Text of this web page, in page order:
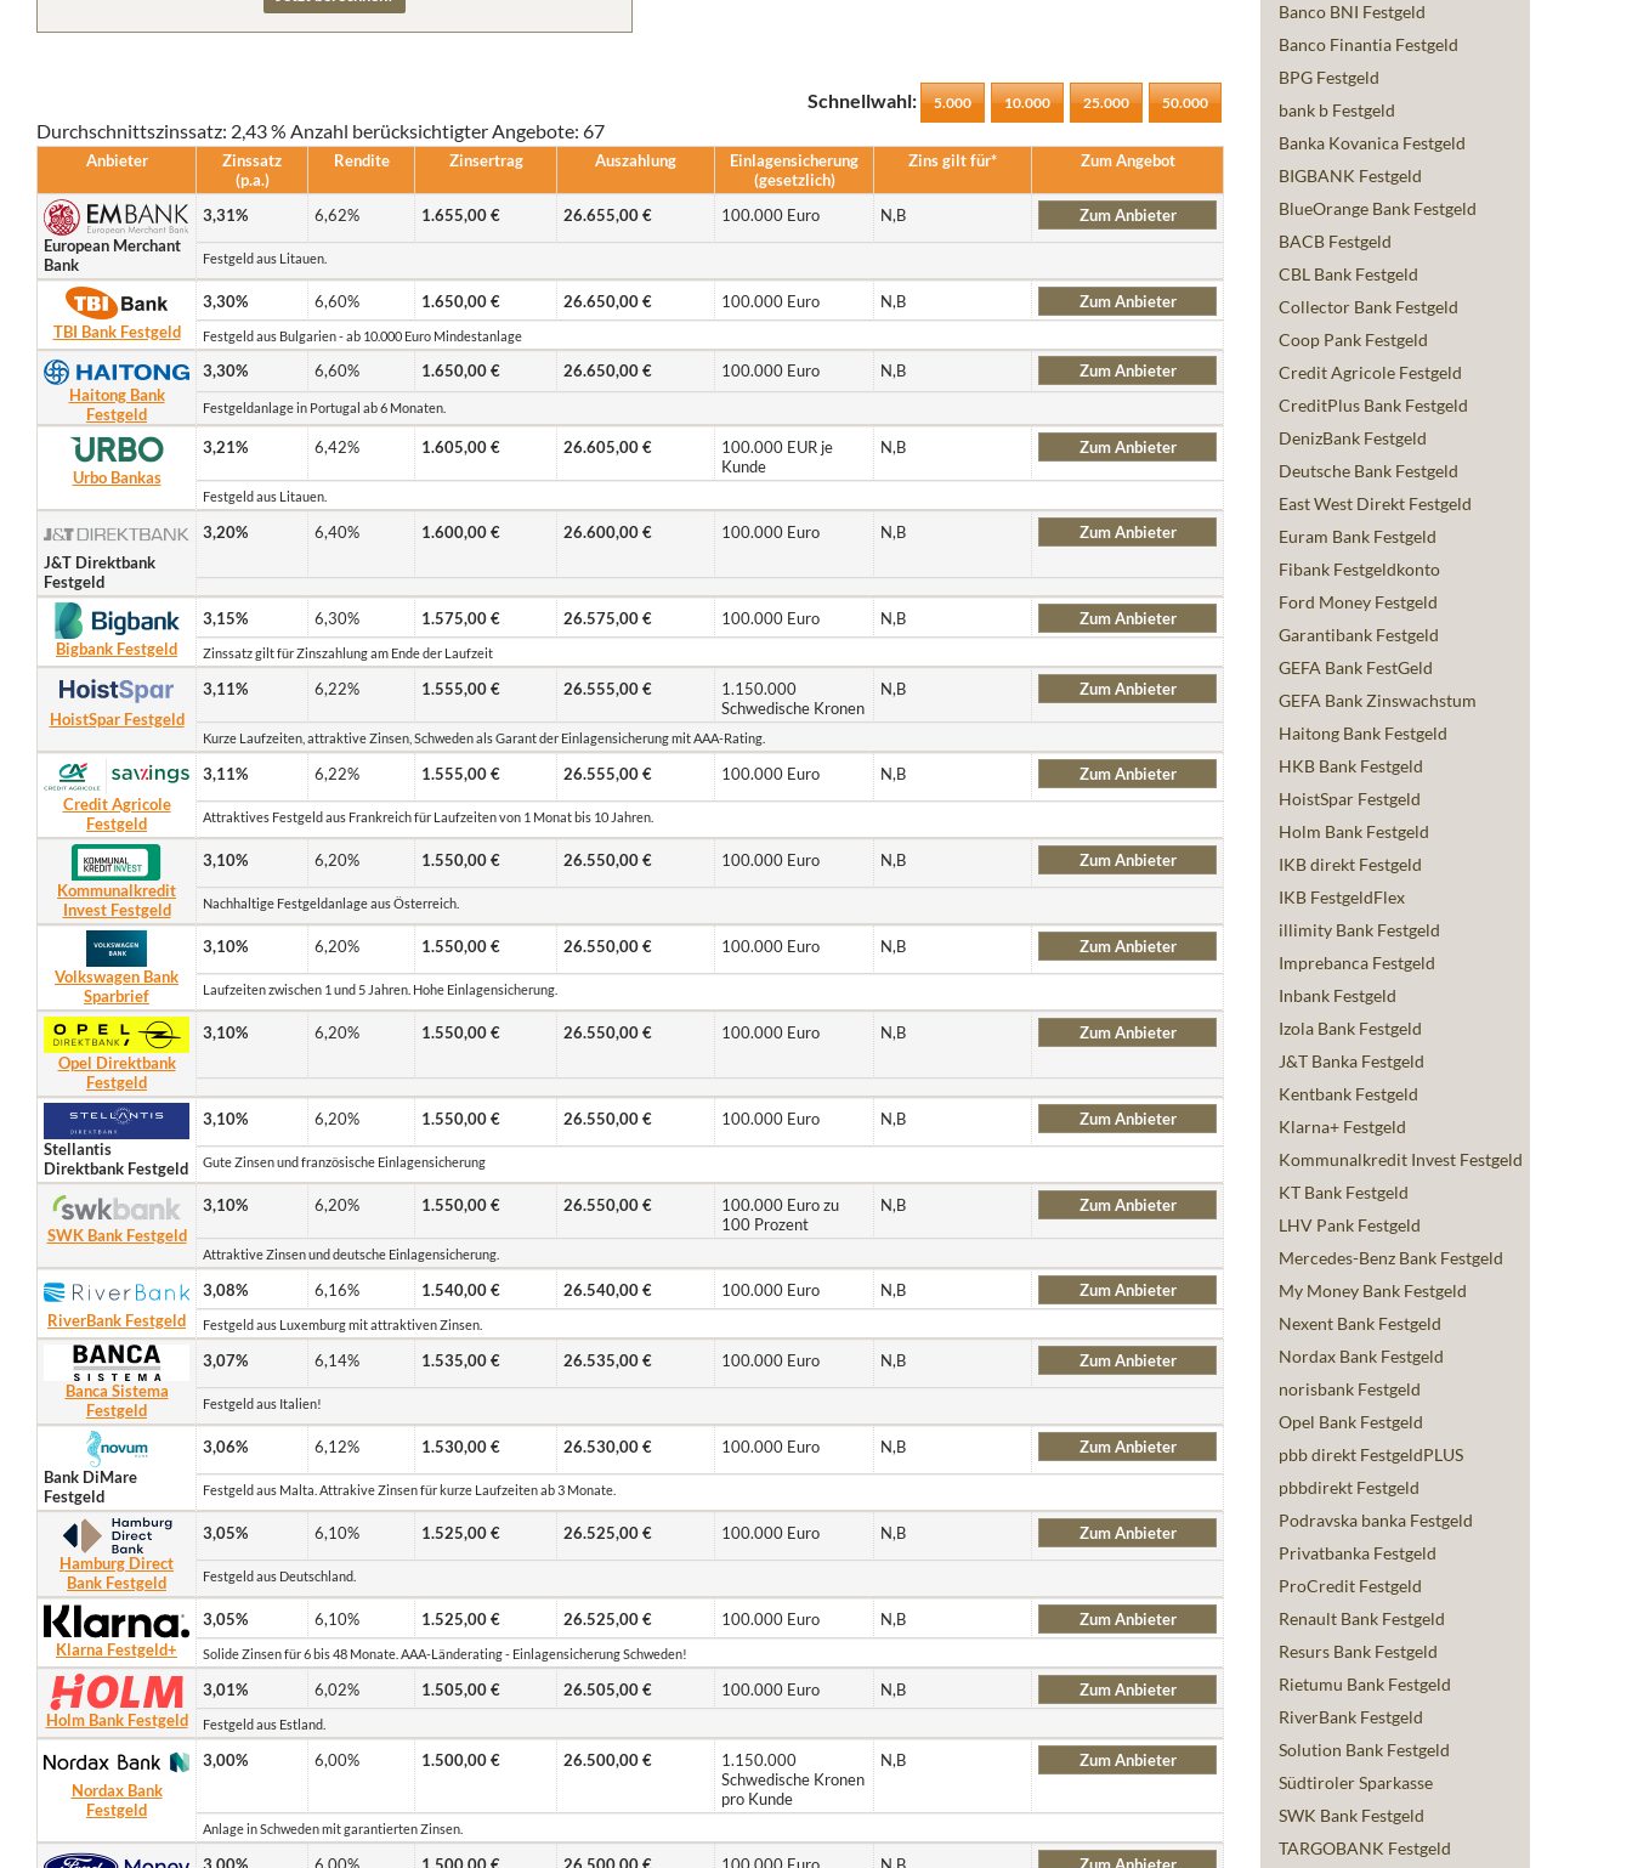
Schnellwahl: 5.000 10.000 25.000 50.000
Durchschnittszinssatz: 2,43 % Anzahl berücksichtigter Angebote: 67
Anbieter
Zinssatz
(p.a.)
Rendite Zinsertrag Auszahlung
Einlagen­sicherung
(gesetzlich)
Zins gilt für* Zum Angebot
European Merchant
Bank
3,31% 6,62% 1.655,00 € 26.655,00 € 100.000 Euro N,B Zum Anbieter
Festgeld aus Litauen.
TBI Bank Festgeld
3,30% 6,60% 1.650,00 € 26.650,00 € 100.000 Euro N,B Zum Anbieter
Festgeld aus Bulgarien - ab 10.000 Euro Mindestanlage
Haitong Bank
Festgeld
3,30% 6,60% 1.650,00 € 26.650,00 € 100.000 Euro N,B Zum Anbieter
Festgeldanlage in Portugal ab 6 Monaten.
Urbo Bankas
3,21% 6,42% 1.605,00 € 26.605,00 €
100.000 EUR je
Kunde
N,B Zum Anbieter
Festgeld aus Litauen.
J&T Direktbank
Festgeld
3,20% 6,40% 1.600,00 € 26.600,00 € 100.000 Euro N,B Zum Anbieter
Bigbank Festgeld
3,15% 6,30% 1.575,00 € 26.575,00 € 100.000 Euro N,B Zum Anbieter
Zinssatz gilt für Zinszahlung am Ende der Laufzeit
HoistSpar Festgeld
3,11% 6,22% 1.555,00 € 26.555,00 €
1.150.000
Schwedische Kronen
N,B Zum Anbieter
Kurze Laufzeiten, attraktive Zinsen, Schweden als Garant der Einlagensicherung mit AAA-Rating.
Credit Agricole
Festgeld
3,11% 6,22% 1.555,00 € 26.555,00 € 100.000 Euro N,B Zum Anbieter
Attraktives Festgeld aus Frankreich für Laufzeiten von 1 Monat bis 10 Jahren.
Kommunalkredit
Invest Festgeld
3,10% 6,20% 1.550,00 € 26.550,00 € 100.000 Euro N,B Zum Anbieter
Nachhaltige Festgeldanlage aus Österreich.
Volkswagen Bank
Sparbrief
3,10% 6,20% 1.550,00 € 26.550,00 € 100.000 Euro N,B Zum Anbieter
Laufzeiten zwischen 1 und 5 Jahren. Hohe Einlagensicherung.
Opel Direktbank
Festgeld
3,10% 6,20% 1.550,00 € 26.550,00 € 100.000 Euro N,B Zum Anbieter
Stellantis
Direktbank Festgeld
3,10% 6,20% 1.550,00 € 26.550,00 € 100.000 Euro N,B Zum Anbieter
Gute Zinsen und französische Einlagensicherung
SWK Bank Festgeld
3,10% 6,20% 1.550,00 € 26.550,00 €
100.000 Euro zu
100 Prozent
N,B Zum Anbieter
Attraktive Zinsen und deutsche Einlagensicherung.
RiverBank Festgeld
3,08% 6,16% 1.540,00 € 26.540,00 € 100.000 Euro N,B Zum Anbieter
Festgeld aus Luxemburg mit attraktiven Zinsen.
Banca Sistema
Festgeld
3,07% 6,14% 1.535,00 € 26.535,00 € 100.000 Euro N,B Zum Anbieter
Festgeld aus Italien!
Bank DiMare
Festgeld
3,06% 6,12% 1.530,00 € 26.530,00 € 100.000 Euro N,B Zum Anbieter
Festgeld aus Malta. Attrakive Zinsen für kurze Laufzeiten ab 3 Monate.
Hamburg Direct
Bank Festgeld
3,05% 6,10% 1.525,00 € 26.525,00 € 100.000 Euro N,B Zum Anbieter
Festgeld aus Deutschland.
Klarna Festgeld+
3,05% 6,10% 1.525,00 € 26.525,00 € 100.000 Euro N,B Zum Anbieter
Solide Zinsen für 6 bis 48 Monate. AAA-Länderating - Einlagensicherung Schweden!
Holm Bank Festgeld
3,01% 6,02% 1.505,00 € 26.505,00 € 100.000 Euro N,B Zum Anbieter
Festgeld aus Estland.
Nordax Bank
Festgeld
3,00% 6,00% 1.500,00 € 26.500,00 €
1.150.000
Schwedische Kronen
pro Kunde
N,B Zum Anbieter
Anlage in Schweden mit garantierten Zinsen.
Banco BNI Festgeld
Banco Finantia Festgeld
BPG Festgeld
bank b Festgeld
Banka Kovanica Festgeld
BIGBANK Festgeld
BlueOrange Bank Festgeld
BACB Festgeld
CBL Bank Festgeld
Collector Bank Festgeld
Coop Pank Festgeld
Credit Agricole Festgeld
CreditPlus Bank Festgeld
DenizBank Festgeld
Deutsche Bank Festgeld
East West Direkt Festgeld
Euram Bank Festgeld
Fibank Festgeldkonto
Ford Money Festgeld
Garantibank Festgeld
GEFA Bank FestGeld
GEFA Bank Zinswachstum
Haitong Bank Festgeld
HKB Bank Festgeld
HoistSpar Festgeld
Holm Bank Festgeld
IKB direkt Festgeld
IKB FestgeldFlex
illimity Bank Festgeld
Imprebanca Festgeld
Inbank Festgeld
Izola Bank Festgeld
J&T Banka Festgeld
Kentbank Festgeld
Klarna+ Festgeld
Kommunalkredit Invest Festgeld
KT Bank Festgeld
LHV Pank Festgeld
Mercedes-Benz Bank Festgeld
My Money Bank Festgeld
Nexent Bank Festgeld
Nordax Bank Festgeld
norisbank Festgeld
Opel Bank Festgeld
pbb direkt FestgeldPLUS
pbbdirekt Festgeld
Podravska banka Festgeld
Privatbanka Festgeld
ProCredit Festgeld
Renault Bank Festgeld
Resurs Bank Festgeld
Rietumu Bank Festgeld
RiverBank Festgeld
Solution Bank Festgeld
Südtiroler Sparkasse
SWK Bank Festgeld
TARGOBANK Festgeld